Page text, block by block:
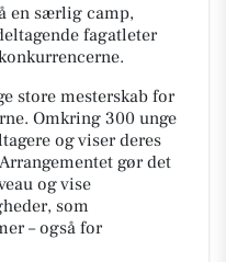
en særlig camp,
fagatleter
store mesterskab for
Omkring 300 unge
og viser deres
gør det
og vise
som
– også for